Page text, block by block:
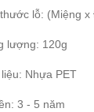
lỗ: (Miệng x
lượng: 120g
Nhựa PET
3 - 5 năm